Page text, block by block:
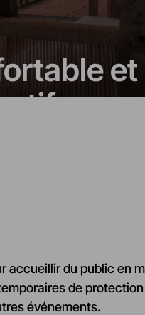
et
accueillir du public en
de
événements.